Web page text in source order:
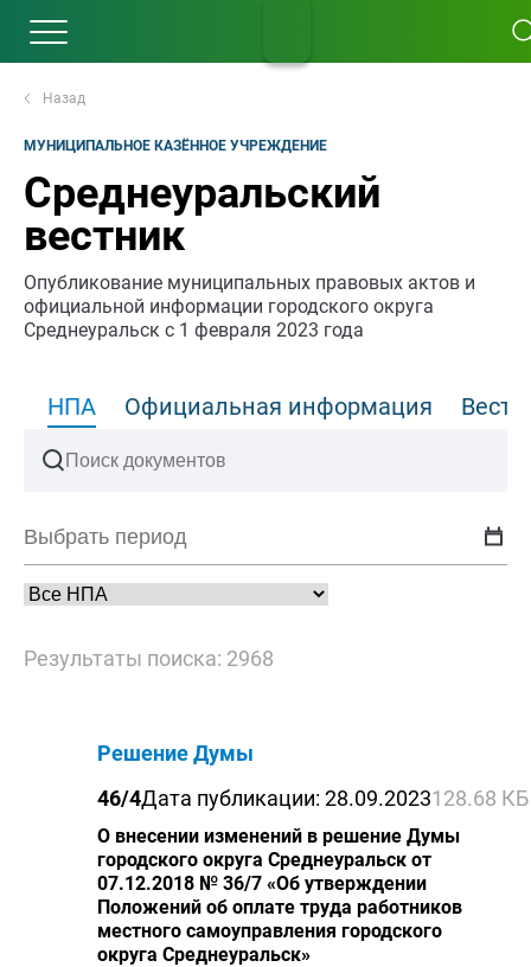
Назад
МУНИЦИПАЛЬНОЕ КАЗЁННОЕ УЧРЕЖДЕНИЕ
Среднеуральский
вестник
Опубликование муниципальных правовых актов и
официальной информации городского округа
Среднеуральск с 1 февраля 2023 года
НПА Официальная информация
Результаты поиска: 2968
Решение Думы
46/4Дата публикации: 28.09.2023128.68 КБ
О внесении изменений в решение Думы
городского округа Среднеуральск от
07.12.2018 № 36/7 «Об утверждении
Положений об оплате труда работников
местного самоуправления городского
округа Среднеуральск»